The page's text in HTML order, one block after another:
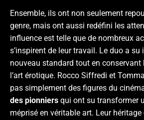
Ensemble, ils ont non seulement
genre, mais ont aussi redéfini les
influence est telle que de nombreux
s’inspirent de leur travail. Le duo a su
nouveau standard tout en conservant
l’art érotique. Rocco Siffredi et
pas simplement des figures du
des pionniers qui ont su transformer
méprisé en véritable art. Leur